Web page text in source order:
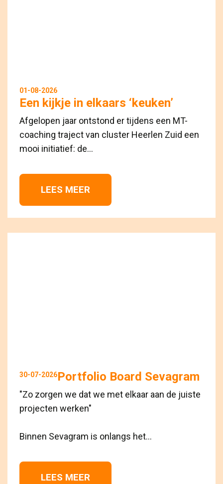
01-08-2026
Een kijkje in elkaars ‘keuken’
Afgelopen jaar ontstond er tijdens een MT-
coaching traject van cluster Heerlen Zuid een
mooi initiatief: de...
LEES MEER
30-07-2026Portfolio Board Sevagram
"Zo zorgen we dat we met elkaar aan de juiste
projecten werken"
Binnen Sevagram is onlangs het...
LEES MEER